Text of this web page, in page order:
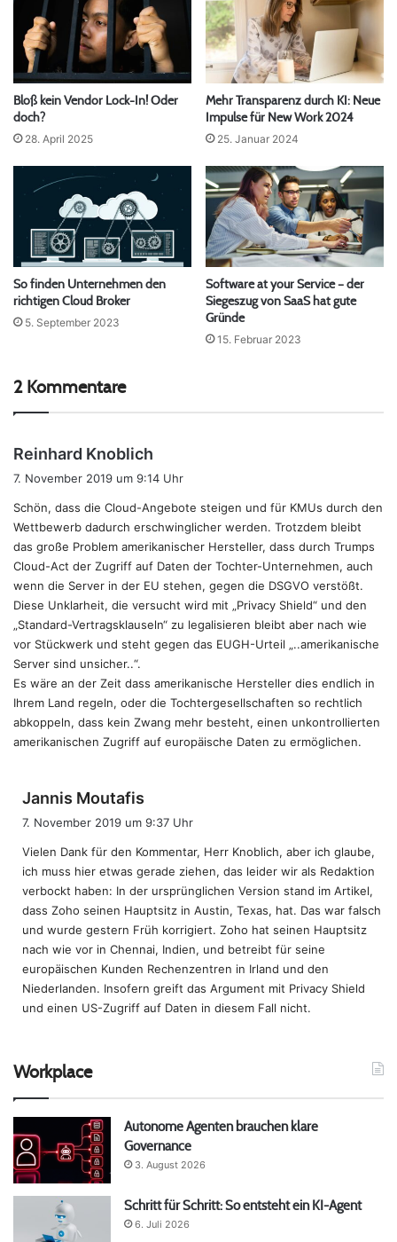
Bloß kein Vendor Lock-In! Oder
doch?
28. April 2025
Mehr Transparenz durch KI: Neue
Impulse für New Work 2024
25. Januar 2024
So finden Unternehmen den
richtigen Cloud Broker
5. September 2023
Software at your Service – der
Siegeszug von SaaS hat gute
Gründe
15. Februar 2023
2 Kommentare
Reinhard Knoblich
t
:
7. November 2019 um 9:14 Uhr
Schön, dass die Cloud-Angebote steigen und für KMUs durch den
Wettbewerb dadurch erschwinglicher werden. Trotzdem bleibt
das große Problem amerikanischer Hersteller, dass durch Trumps
Cloud-Act der Zugriff auf Daten der Tochter-Unternehmen, auch
wenn die Server in der EU stehen, gegen die DSGVO verstößt.
Diese Unklarheit, die versucht wird mit „Privacy Shield“ und den
„Standard-Vertragsklauseln“ zu legalisieren bleibt aber nach wie
vor Stückwerk und steht gegen das EUGH-Urteil „..amerikanische
Server sind unsicher..“.
Es wäre an der Zeit dass amerikanische Hersteller dies endlich in
Ihrem Land regeln, oder die Tochtergesellschaften so rechtlich
abkoppeln, dass kein Zwang mehr besteht, einen unkontrollierten
amerikanischen Zugriff auf europäische Daten zu ermöglichen.
Jannis Moutafis
t
:
7. November 2019 um 9:37 Uhr
Vielen Dank für den Kommentar, Herr Knoblich, aber ich glaube,
ich muss hier etwas gerade ziehen, das leider wir als Redaktion
verbockt haben: In der ursprünglichen Version stand im Artikel,
dass Zoho seinen Hauptsitz in Austin, Texas, hat. Das war falsch
und wurde gestern Früh korrigiert. Zoho hat seinen Hauptsitz
nach wie vor in Chennai, Indien, und betreibt für seine
europäischen Kunden Rechenzentren in Irland und den
Niederlanden. Insofern greift das Argument mit Privacy Shield
und einen US-Zugriff auf Daten in diesem Fall nicht.
Workplace
Autonome Agenten brauchen klare
Governance
3. August 2026
Schritt für Schritt: So entsteht ein KI-Agent
6. Juli 2026